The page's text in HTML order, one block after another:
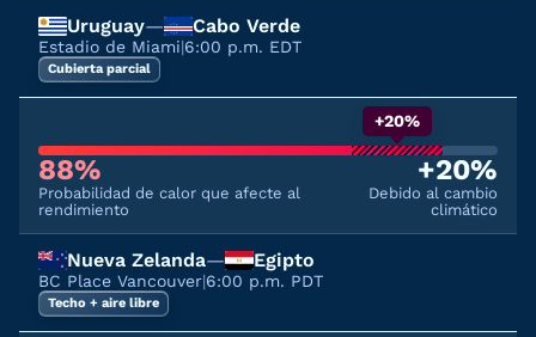
Uruguay— Cabo Verde
Estadio de Miami|6:00 p.m. EDT
Cubierta parcial
+20%
88%
Probabilidad de calor que afecte al
rendimiento
+20%
Debido al cambio
climático
Nueva Zelanda— Egipto
BC Place Vancouver|6:00 p.m. PDT
Techo + aire libre